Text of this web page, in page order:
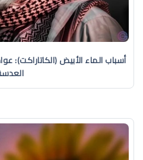
أسباب الماء الأبيض (الكاتاراكت):